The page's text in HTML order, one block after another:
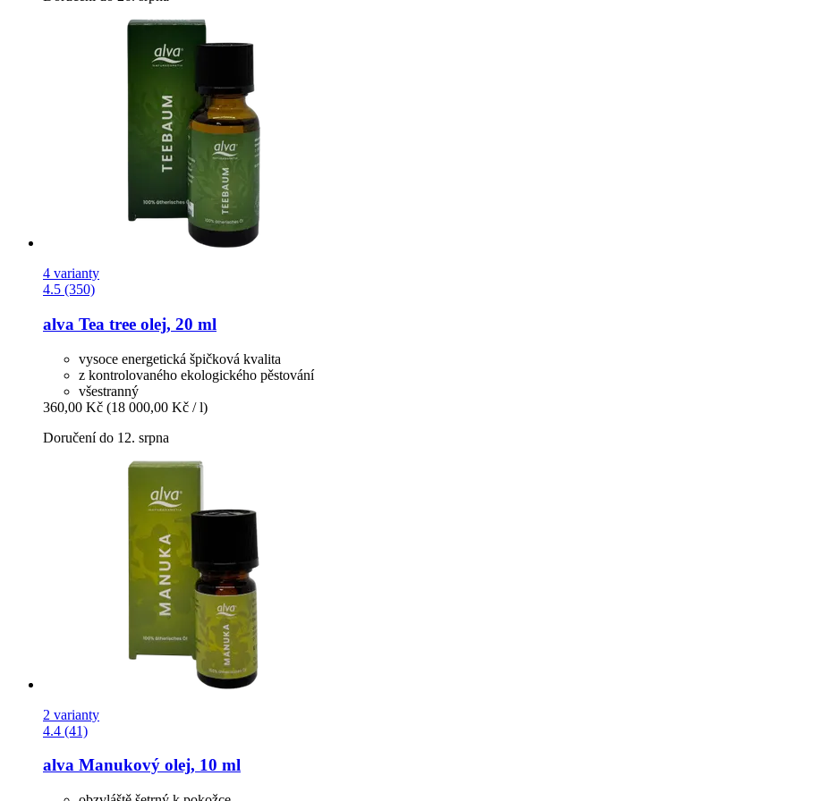
4 varianty
4.5 (350)
alva Tea tree olej, 20 ml
vysoce energetická špičková kvalita
z kontrolovaného ekologického pěstování
všestranný
360,00 Kč (18 000,00 Kč / l)
Doručení do 12. srpna
2 varianty
4.4 (41)
alva Manukový olej, 10 ml